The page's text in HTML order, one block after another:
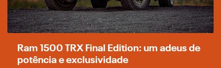
Ram 1500 TRX Final Edition: um adeus de
potência e exclusividade